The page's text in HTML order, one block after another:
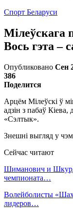
Спорт Беларуси
Мілеўскага
Вось гэта –
Опубликовано Сен
386
Поделится
Арцём Мілеўскі ў
адзін з пабаў
«Сэлтык».
Знешні выгляд у
Сейчас читают
Шиманович и
чемпионата…
Волейболисты
лидеров…